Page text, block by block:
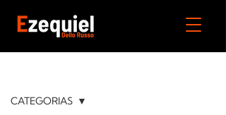
CATEGORIAS